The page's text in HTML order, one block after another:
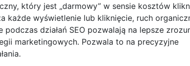
który jest „darmowy” w sensie kosztów
każde wyświetlenie lub kliknięcie, ruch
działań SEO pozwalają na lepsze
marketingowych. Pozwala to na precyzyjne